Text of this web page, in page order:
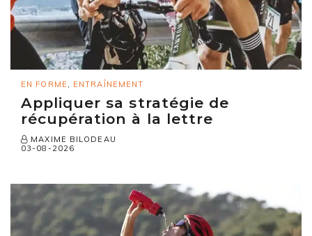
EN FORME , ENTRAÎNEMENT
Appliquer sa stratégie de
récupération à la lettre
MAXIME BILODEAU
03-08-2026